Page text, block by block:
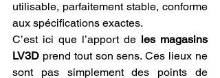
utilisable, parfaitement stable, conforme
aux spécifications exactes.
C’est ici que l’apport de les magasins
LV3D prend tout son sens. Ces lieux ne
sont pas simplement des points de